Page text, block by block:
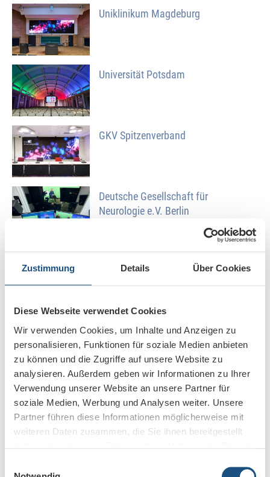
Zustimmung Details Über Cookies
Diese Webseite verwendet Cookies
Wir verwenden Cookies, um Inhalte und Anzeigen zu
personalisieren, Funktionen für soziale Medien anbieten
zu können und die Zugriffe auf unsere Website zu
analysieren. Außerdem geben wir Informationen zu Ihrer
Verwendung unserer Website an unsere Partner für
soziale Medien, Werbung und Analysen weiter. Unsere
Partner führen diese Informationen möglicherweise mit
weiteren Daten zusammen, die Sie ihnen bereitgestellt
Uniklinikum Magdeburg
Universität Potsdam
GKV Spitzenverband
Deutsche Gesellschaft für
Neurologie e.V. Berlin
Stiftung
Shopify Commerce Germany GmbH
Berlin
Alexander Technik Kongress